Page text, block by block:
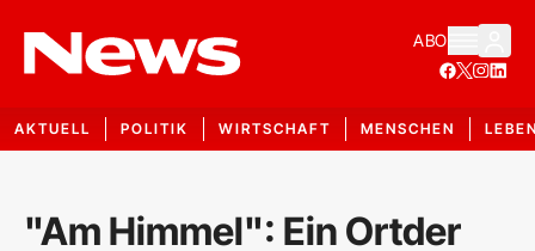
ABO
AKTUELL POLITIK WIRTSCHAFT MENSCHEN
"Am Himmel": Ein Ortder